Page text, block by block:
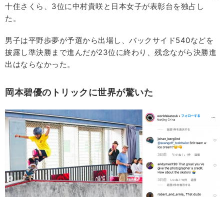
十住さくら、3位に中村貴咲と日本女子が表彰台を独占し
た。
男子は平野歩夢が予選から出場し、バックサイド540などを
披露し準決勝まで進んだが23位に終わり、残念ながら決勝進
出はならなかった。
岡本碧優のトリックに世界が驚いた